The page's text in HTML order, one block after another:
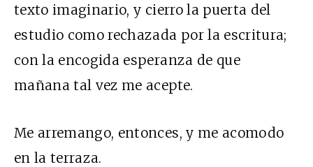
texto imaginario, y cierro la puerta del
estudio como rechazada por la escritura;
con la encogida esperanza de que
mañana tal vez me acepte.
Me arremango, entonces, y me acomodo
en la terraza.